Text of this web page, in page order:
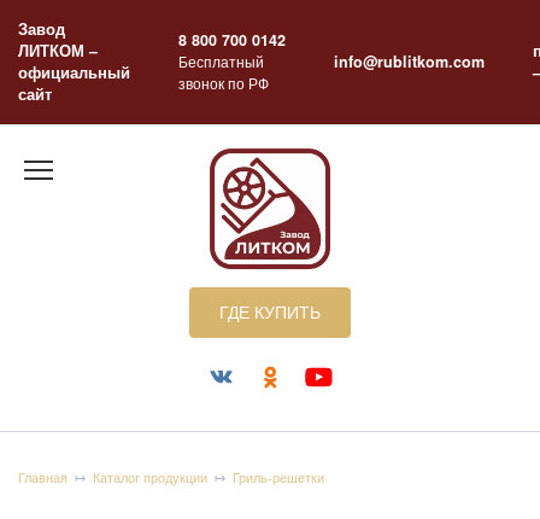
содержанию
Завод
ЛИТКОМ –
официальный
сайт
8 800 700 0142
Бесплатный
звонок по РФ
info@rublitkom.com
ГДЕ КУПИТЬ
Главная Каталог продукции Гриль-решетки